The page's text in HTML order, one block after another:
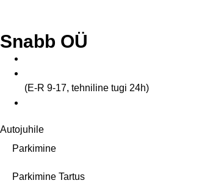
Snabb OÜ
(E-R 9-17, tehniline tugi 24h)
Autojuhile
Parkimine
Parkimine Tartus